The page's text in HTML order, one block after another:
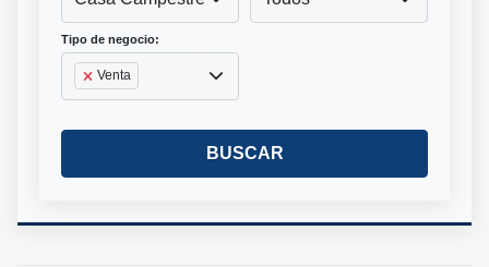
Tipo de negocio:
Venta
BUSCAR